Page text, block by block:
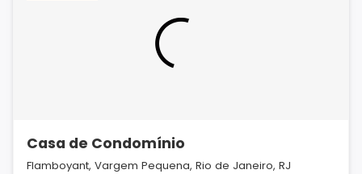
Casa de Condomínio
Flamboyant, Vargem Pequena, Rio de Janeiro, RJ